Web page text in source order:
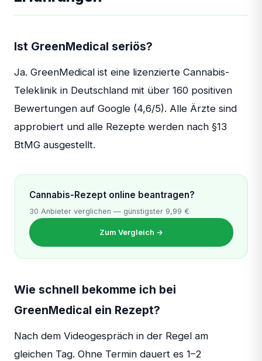
Ist GreenMedical seriös?
Ja. GreenMedical ist eine lizenzierte Cannabis-
Teleklinik in Deutschland mit über 160 positiven
Bewertungen auf Google (4,6/5). Alle Ärzte sind
approbiert und alle Rezepte werden nach §13
BtMG ausgestellt.
Cannabis-Rezept online beantragen?
30 Anbieter verglichen — günstigster 9,99 €
Zum Vergleich →
Wie schnell bekomme ich bei
GreenMedical ein Rezept?
Nach dem Videogespräch in der Regel am
gleichen Tag. Ohne Termin dauert es 1–2